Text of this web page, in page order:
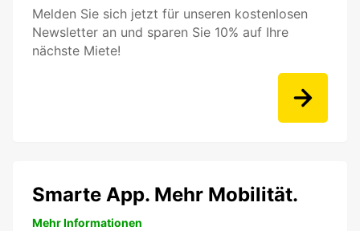
Melden Sie sich jetzt für unseren kostenlosen
Newsletter an und sparen Sie 10% auf Ihre
nächste Miete!
Smarte App. Mehr Mobilität.
Mehr Informationen